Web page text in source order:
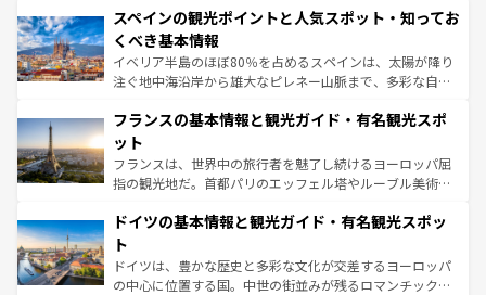
ろん、トスカーナの美しい田園風景やアマルフィ海岸の絶
景など、自然景観も見逃せない。観光の合間には、本場の
ピザやパスタなど、絶品のイタリア料理を堪能することも
できる。朝目覚めてから夜眠るまで、すべての瞬間を楽し
なお、新着のイタリア情報はコンテンツ一覧を参照してほ
しい。
スペインの観光ポイントと人気スポット・知ってお
くべき基本情報
イベリア半島のほぼ80％を占めるスペインは、太陽が降り
注ぐ地中海沿岸から雄大なピレネー山脈まで、多彩な自然
文化が根付くこの国では、情熱的なフラメンコ、熱気あふ
れる闘牛、そして美味しいタパスが生活の一部となってい
る。首都マドリードの洗練された雰囲気や、バルセロナの
アートに溢れた街角から、地方では古代ローマ遺跡や中世
せる。地方によって風土や気候が異なるスペインはその個
ンテンツ一覧 を参照してほしい。
フランスの基本情報と観光ガイド・有名観光スポ
ット
フランスは、世界中の旅行者を魅了し続けるヨーロッパ屈
指の観光地だ。首都パリのエッフェル塔やルーブル美術館
で、幅広い魅力が詰まっている。華麗な宮殿、歴史的な大
聖堂、美しいビーチ、そして豊かな自然が、訪れる者を心
から魅了する。また、フランスは美食の国としても知ら
れ、フランス料理はユネスコ無形文化遺産にも登録されて
ドイツの基本情報と観光ガイド・有名観光スポッ
ト
ドイツは、豊かな歴史と多彩な文化が交差するヨーロッパ
の中心に位置する国。中世の街並みが残るロマンチック街